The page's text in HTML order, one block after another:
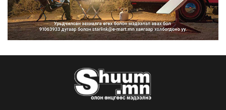
айл худалдааны тө...
2026/08/10
КОП17-д ажиллах онцгой байдлын
бүрэлдэхүүн хамтарс...